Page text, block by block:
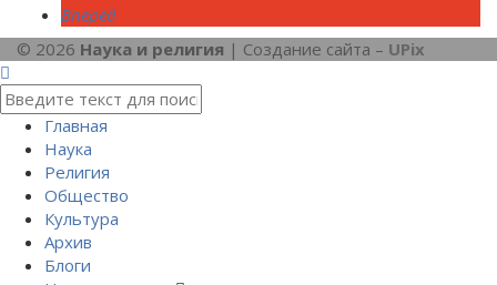
Вперед
© 2026 Наука и религия | Создание сайта – UPix
Главная
Наука
Религия
Общество
Культура
Архив
Блоги